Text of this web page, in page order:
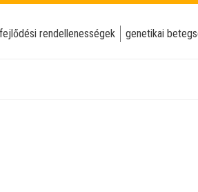
fejlődési rendellenességek genetikai